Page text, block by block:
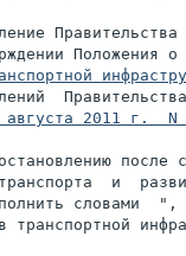
Положения
августа 2011 г.  N
после
и
словами  ",
транспортной